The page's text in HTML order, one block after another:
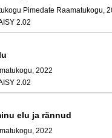
Pimedate Raamatukogu,
2.02
2022
2.02
elu ja rännud
2022